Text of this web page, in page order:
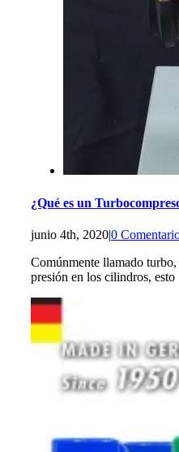
¿Qué es un
junio 4th, 2020|0
Comúnmente llamado
presión en los cilindros, esto